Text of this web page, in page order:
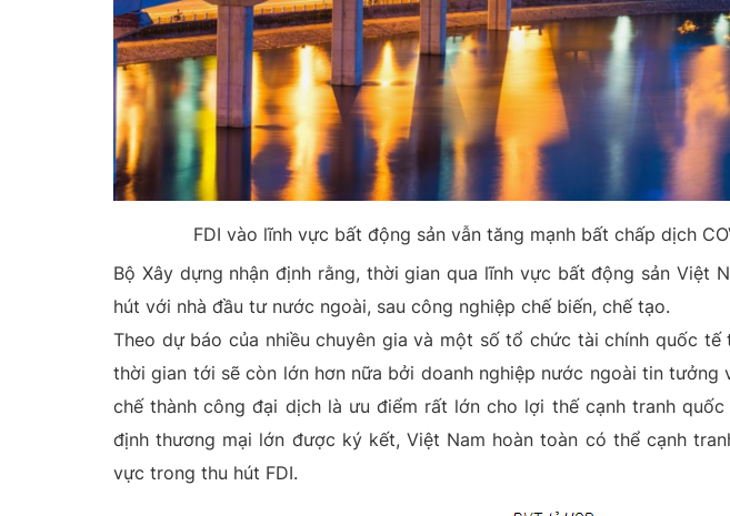
FDI vào lĩnh vực bất động sản vẫn tăng mạnh bất chấp dịch
Bộ Xây dựng nhận định rằng, thời gian qua lĩnh vực bất động sản Việt
hút với nhà đầu tư nước ngoài, sau công nghiệp chế biến, chế tạo.
Theo dự báo của nhiều chuyên gia và một số tổ chức tài chính quốc tế
thời gian tới sẽ còn lớn hơn nữa bởi doanh nghiệp nước ngoài tin tưởng
chế thành công đại dịch là ưu điểm rất lớn cho lợi thế cạnh tranh
định thương mại lớn được ký kết, Việt Nam hoàn toàn có thể cạnh
vực trong thu hút FDI.